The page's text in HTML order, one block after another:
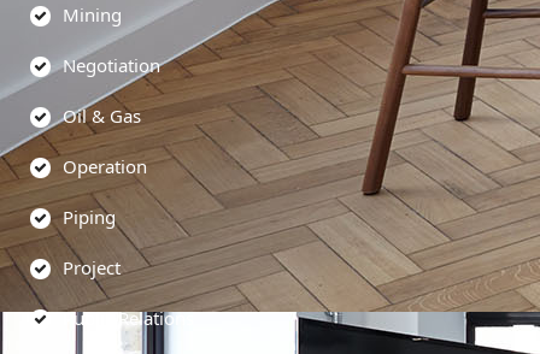
Mining
Negotiation
Oil & Gas
Operation
Piping
Project
Public Relations